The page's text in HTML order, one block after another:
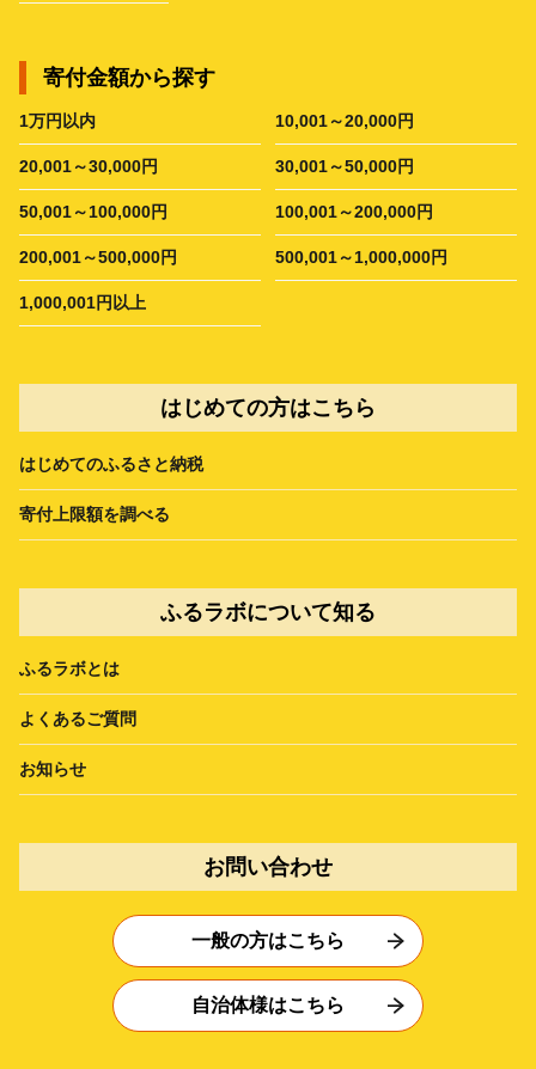
寄付金額から探す
1万円以内 10,001～20,000円
20,001～30,000円 30,001～50,000円
50,001～100,000円 100,001～200,000円
200,001～500,000円 500,001～1,000,000円
1,000,001円以上
はじめての方はこちら
はじめてのふるさと納税
寄付上限額を調べる
ふるラボについて知る
ふるラボとは
よくあるご質問
お知らせ
お問い合わせ
一般の方はこちら
自治体様はこちら